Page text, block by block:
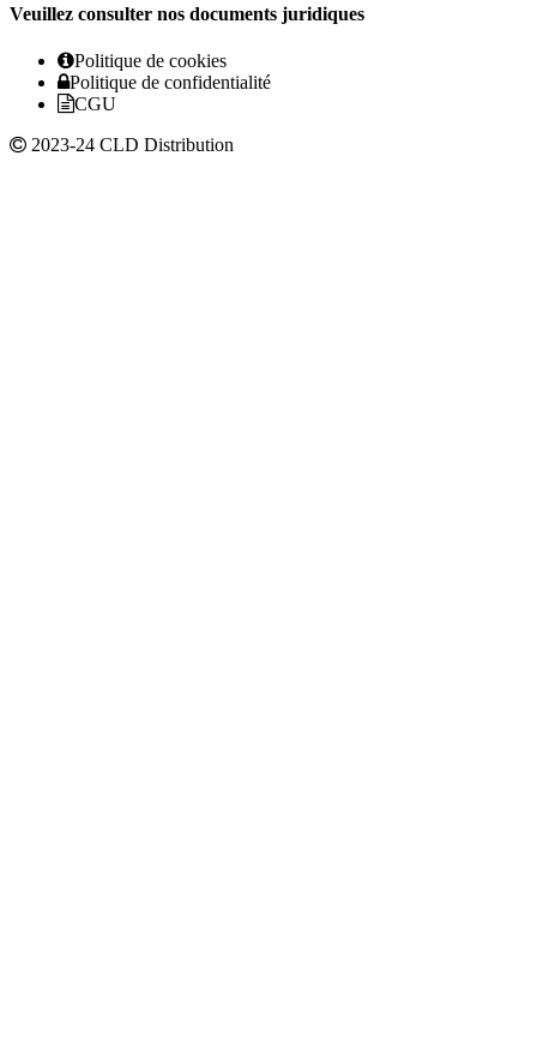
Veuillez consulter nos documents juridiques
Politique de cookies
Politique de confidentialité
CGU
2023-24 CLD Distribution